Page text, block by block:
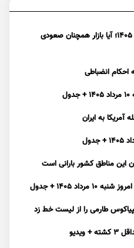
پیش بینی قیمت طلا در پایان مرداد 1405؛ آیا بازار همچنان صعودی
آمریکا به ایران
مناطق کشور بارانی است
۱۴۰۵ + جدول
طارمی را از لیست خط زد